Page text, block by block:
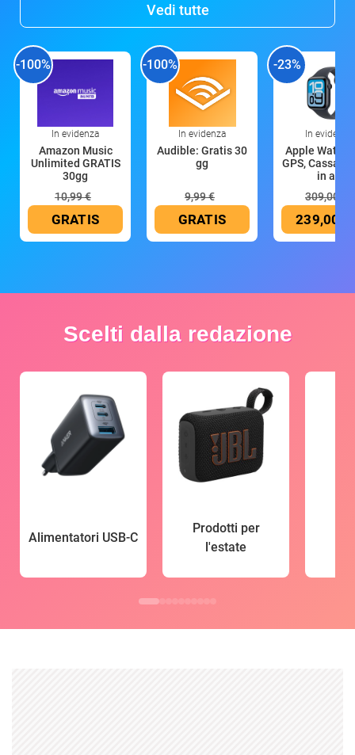
Vedi tutte
-100%
In evidenza
Amazon Music
Unlimited GRATIS
30gg
10,99 €
GRATIS
-100%
In evidenza
Audible: Gratis 30
gg
9,99 €
GRATIS
-23%
In evidenza
Apple Watch
GPS, Cassa
in all
309,00 €
239,00 €
Scelti dalla redazione
Alimentatori USB-C
Prodotti per
l'estate